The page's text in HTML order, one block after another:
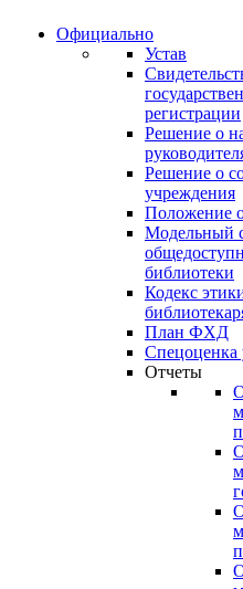
Официально
Устав
регистрации
Решение о
Решение о
учреждения
Положение
Модельный
библиотеки
Кодекс
План ФХД
Спецоценка
Отчеты